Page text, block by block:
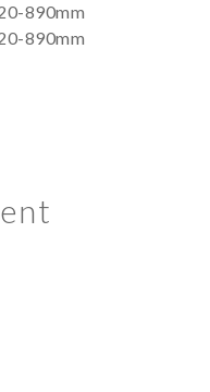
890mm
890mm